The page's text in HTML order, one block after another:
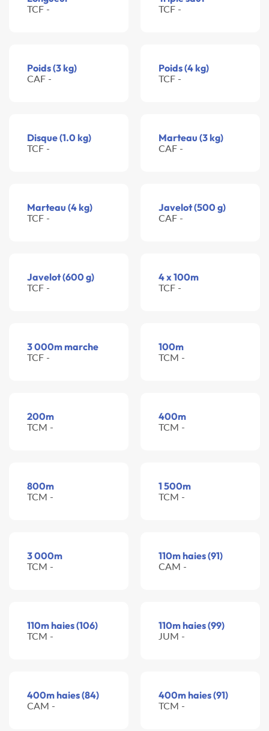
TCF - TCF -
Poids (3 kg)
CAF -
Poids (4 kg)
TCF -
Disque (1.0 kg)
TCF -
Marteau (3 kg)
CAF -
Marteau (4 kg)
TCF -
Javelot (500 g)
CAF -
Javelot (600 g)
TCF -
4 x 100m
TCF -
3 000m marche
TCF -
100m
TCM -
200m
TCM -
400m
TCM -
800m
TCM -
1 500m
TCM -
3 000m
TCM -
110m haies (91)
CAM -
110m haies (106)
TCM -
110m haies (99)
JUM -
400m haies (84)
CAM -
400m haies (91)
TCM -